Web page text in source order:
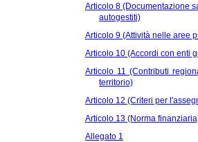
Articolo 8 (Documentazione
autogestiti)
Articolo 9 (Attività nelle aree
Articolo 10 (Accordi con enti
Articolo 11 (Contributi
territorio)
Articolo 12 (Criteri per
Articolo 13 (Norma
Allegato 1